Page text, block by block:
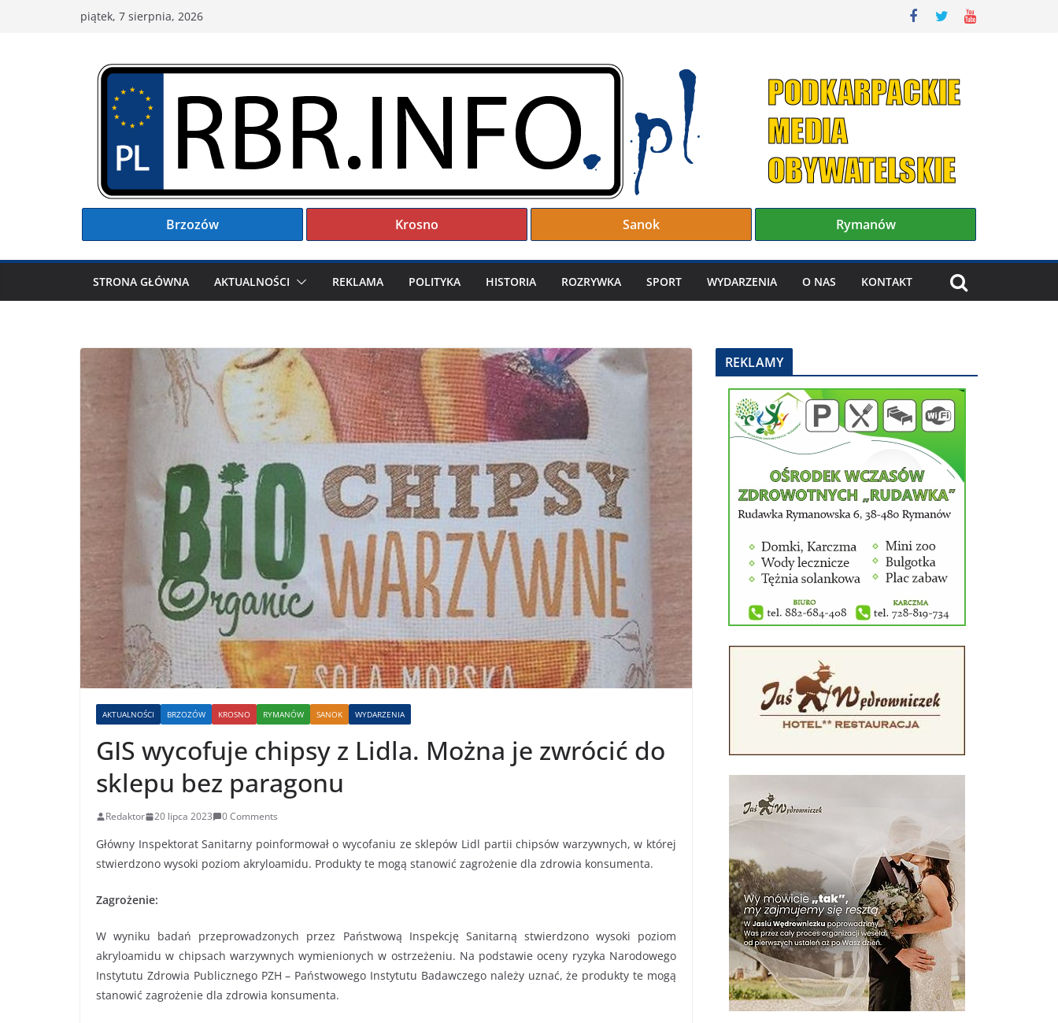
piątek, 7 sierpnia, 2026
Brzozów Krosno Sanok Rymanów
STRONA GŁÓWNA AKTUALNOŚCI REKLAMA POLITYKA HISTORIA ROZRYWKA SPORT WYDARZENIA O NAS KONTAKT
AKTUALNOŚCI BRZOZÓW KROSNO RYMANÓW SANOK WYDARZENIA
GIS wycofuje chipsy z Lidla. Można je zwrócić do
sklepu bez paragonu
Redaktor 20 lipca 2023 0 Comments
Główny Inspektorat Sanitarny poinformował o wycofaniu ze sklepów Lidl partii chipsów warzywnych, w której
stwierdzono wysoki poziom akryloamidu. Produkty te mogą stanowić zagrożenie dla zdrowia konsumenta.
Zagrożenie:
W wyniku badań przeprowadzonych przez Państwową Inspekcję Sanitarną stwierdzono wysoki poziom
akryloamidu w chipsach warzywnych wymienionych w ostrzeżeniu. Na podstawie oceny ryzyka Narodowego
Instytutu Zdrowia Publicznego PZH – Państwowego Instytutu Badawczego należy uznać, że produkty te mogą
stanowić zagrożenie dla zdrowia konsumenta.
REKLAMY